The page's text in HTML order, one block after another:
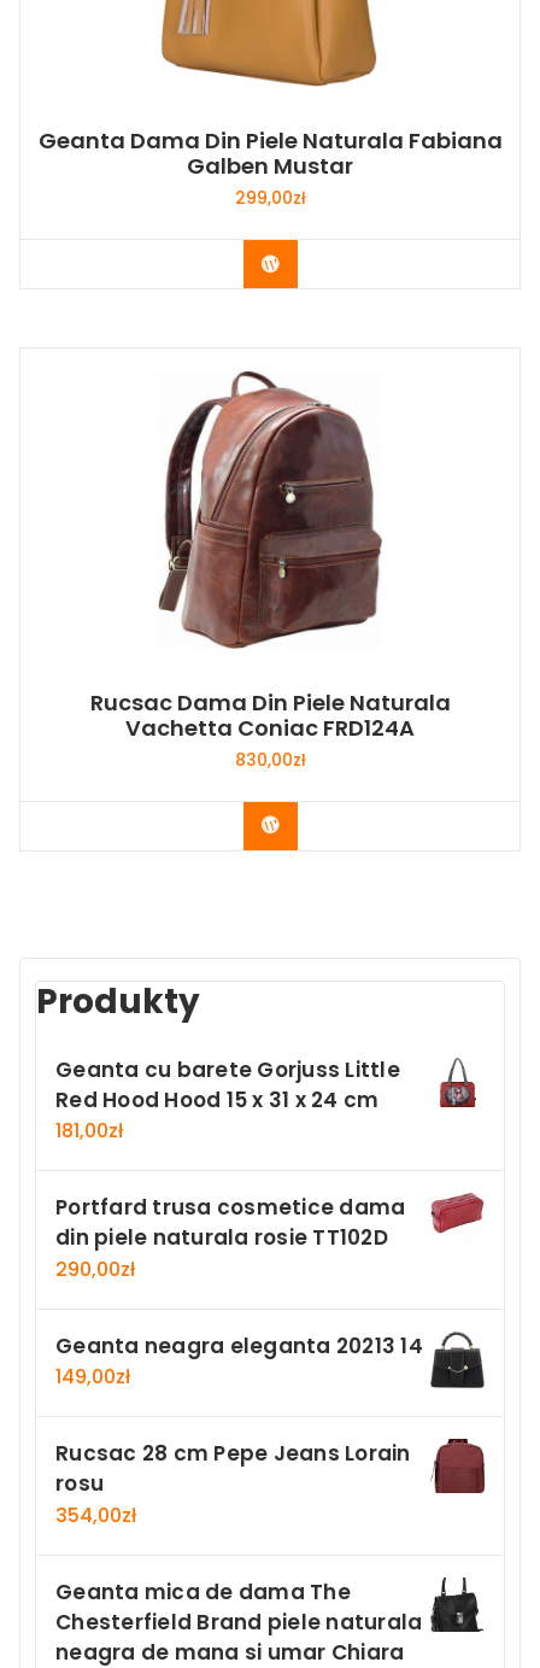
Geanta Dama Din Piele Naturala Fabiana
Galben Mustar
299,00zł
Buy Now
Rucsac Dama Din Piele Naturala
Vachetta Coniac FRD124A
830,00zł
Buy Now
Produkty
Geanta cu barete Gorjuss Little
Red Hood Hood 15 x 31 x 24 cm
181,00zł
Portfard trusa cosmetice dama
din piele naturala rosie TT102D
290,00zł
Geanta neagra eleganta 20213 14
149,00zł
Rucsac 28 cm Pepe Jeans Lorain
rosu
354,00zł
Geanta mica de dama The
Chesterfield Brand piele naturala
neagra de mana si umar Chiara